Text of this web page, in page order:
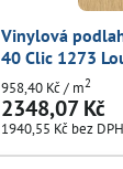
Vinylová
40 Clic 1273
2348,07 Kč
1940,55 Kč bez DPH
958,40 Kč/ m2